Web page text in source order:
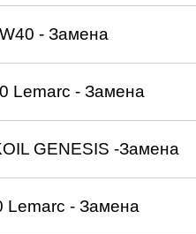
- Замена
Lemarc - Замена
GENESIS -Замена
Lemarc - Замена